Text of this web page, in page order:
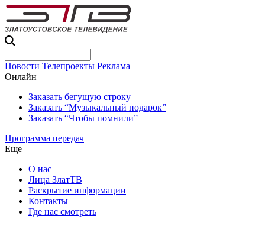
Новости Телепроекты Реклама
Онлайн
Заказать бегущую строку
Заказать “Музыкальный подарок”
Заказать “Чтобы помнили”
Программа передач
Еще
О нас
Лица ЗлатТВ
Раскрытие информации
Контакты
Где нас смотреть